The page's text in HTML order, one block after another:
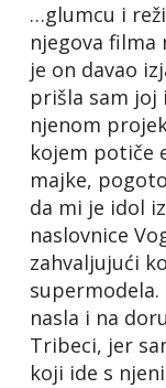
…glumcu i
njegova filma
je on davao
prišla sam joj
njenom
kojem potiče
majke,
da mi je idol
naslovnice
zahvaljujući
supermodela.
nasla i na
Tribeci, jer
koji ide s